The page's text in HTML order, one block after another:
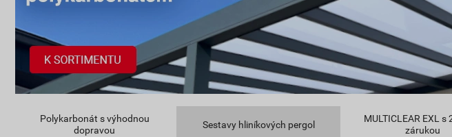
Polykarbonát s výhodnou
dopravou
Sestavy hliníkových pergol
MULTICLEAR EXL s
zárukou